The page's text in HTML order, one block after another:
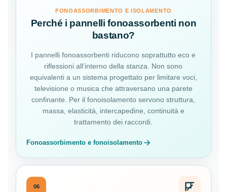
FONOASSORBIMENTO E ISOLAMENTO
Perché i pannelli fonoassorbenti non
bastano?
I pannelli fonoassorbenti riducono soprattutto eco e
riflessioni all’interno della stanza. Non sono
equivalenti a un sistema progettato per limitare voci,
televisione o musica che attraversano una parete
confinante. Per il fonoisolamento servono struttura,
massa, elasticità, intercapedine, continuità e
trattamento dei raccordi.
Fonoassorbimento e fonoisolamento
06